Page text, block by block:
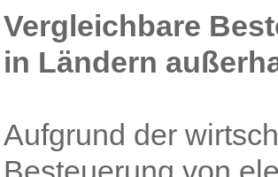
Vergleichbare
in Ländern
Aufgrund der